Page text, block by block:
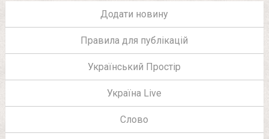
Додати новину
Правила для публікацій
Український Простір
Україна Live
Слово